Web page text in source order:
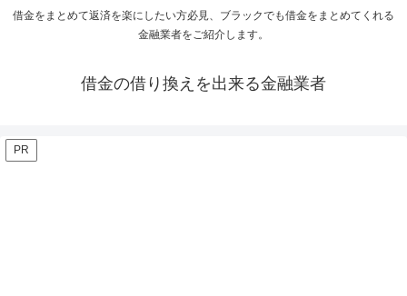
借金をまとめて返済を楽にしたい方必見、ブラックでも借金をまとめてくれる
金融業者をご紹介します。
借金の借り換えを出来る金融業者
PR